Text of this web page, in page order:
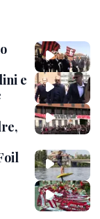
e